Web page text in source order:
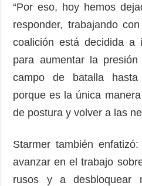
“Por eso, hoy hemos
responder, trabajando
coalición está decidida
para aumentar la
campo de batalla
porque es la única
de postura y volver a las
Starmer también
avanzar en el trabajo
rusos y a desbloquear